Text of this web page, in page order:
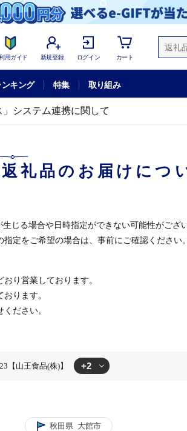
用ガイド 新規登録 ログイン カート
ンキング 特集 取り組み
」システム連携に関して
礼品のお届けにつ
じる場合や日時指定ができない可能性がござい
定をご希望の場合は、事前にご確認ください。
り営業しております。
ります。
ださい。
【山王食品(株)】 +2
秋田県 大館市